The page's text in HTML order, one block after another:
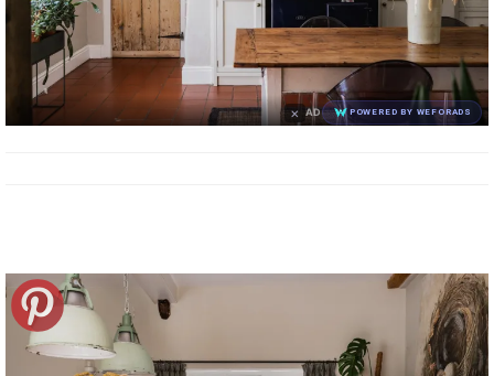
× AD POWERED BY WEFORADS